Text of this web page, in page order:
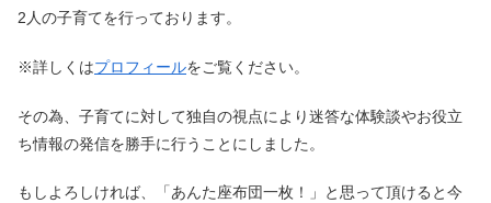
2人の子育てを行っております。
※詳しくはプロフィールをご覧ください。
その為、子育てに対して独自の視点により迷答な体験談やお役立
ち情報の発信を勝手に行うことにしました。
もしよろしければ、「あんた座布団一枚！」と思って頂けると今